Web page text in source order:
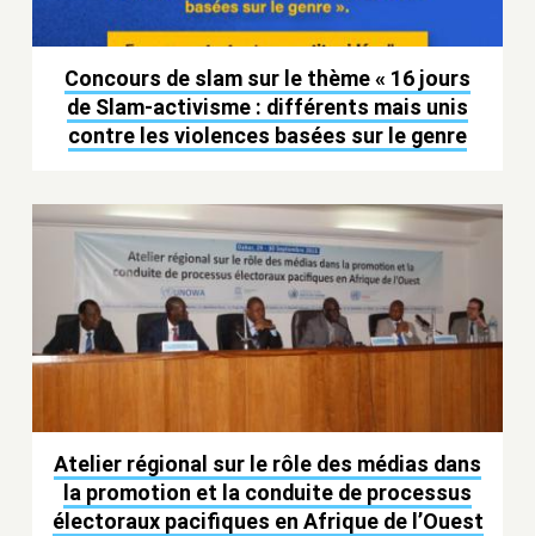
Concours de slam sur le thème « 16 jours
de Slam-activisme : différents mais unis
contre les violences basées sur le genre
Atelier régional sur le rôle des médias dans
la promotion et la conduite de processus
électoraux pacifiques en Afrique de l’Ouest